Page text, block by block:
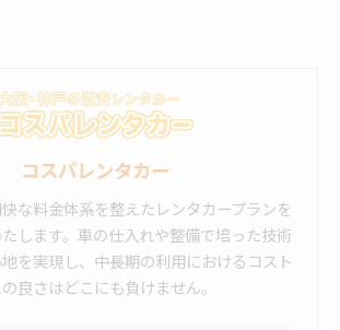
コスパレンタカー
な料金体系を整えたレンタカープランを
します。車の仕入れや整備で培った技術
を実現し、中長期の利用におけるコスト
良さはどこにも負けません。